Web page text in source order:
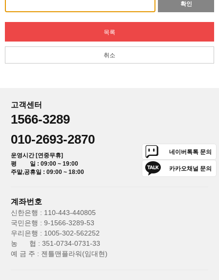
확인
목록
취소
고객센터
1566-3289
010-2693-2870
운영시간 [연중무휴]
평 일 : 09:00 ~ 19:00
주말,공휴일 : 09:00 ~ 18:00
네이버톡톡 문의
카카오채널 문의
계좌번호
신한은행 : 110-443-440805
국민은행 : 9-1566-3289-53
우리은행 : 1005-302-562252
농 협 : 351-0734-0731-33
예 금 주 : 젠틀맨플라워(임대현)